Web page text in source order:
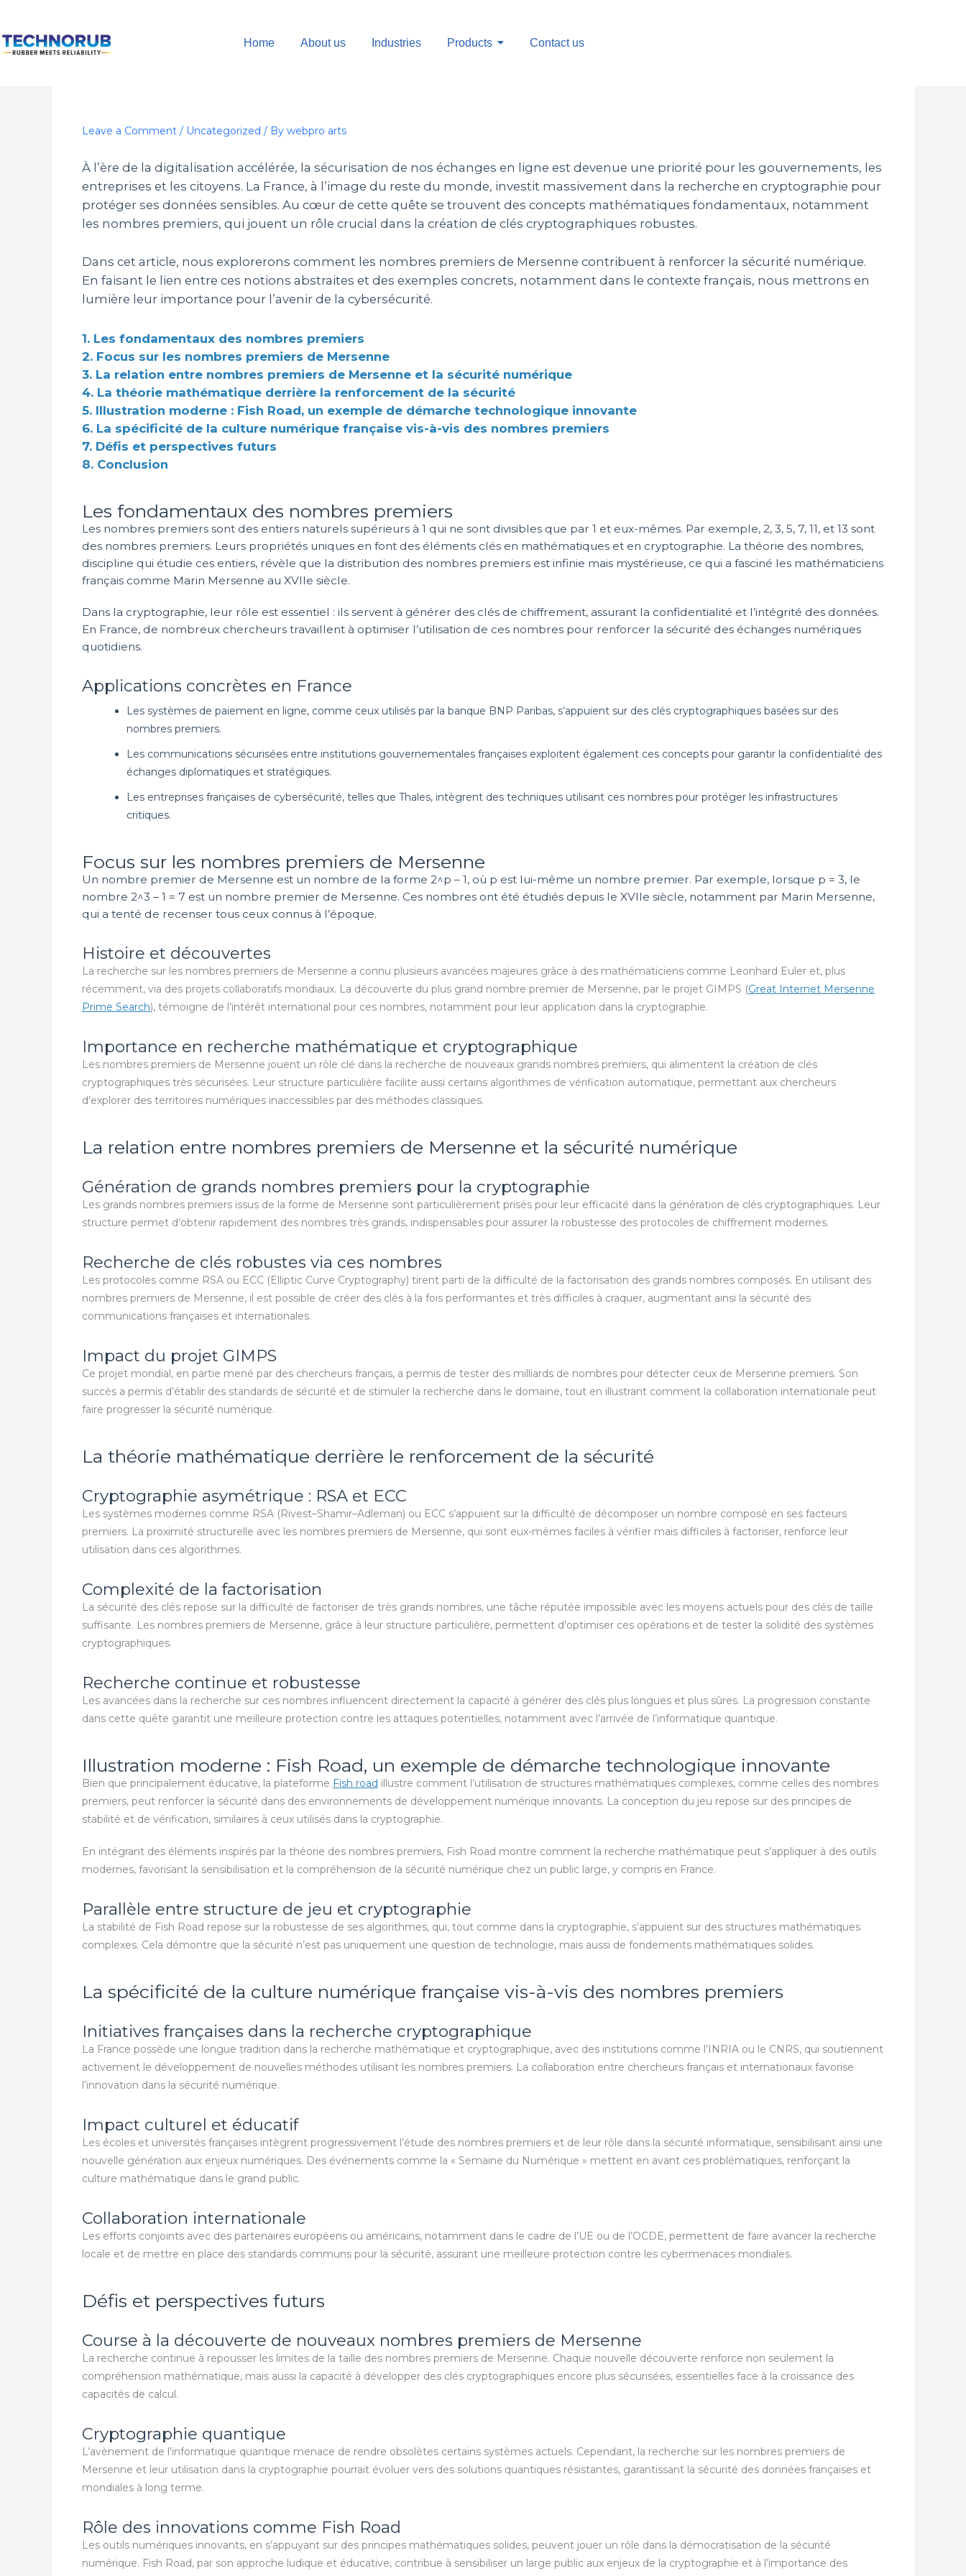
content
Home About us Industries Products Contact us
Leave a Comment / Uncategorized / By webpro arts
À l’ère de la digitalisation accélérée, la sécurisation de nos échanges en ligne est devenue une priorité pour les gouvernements, les
entreprises et les citoyens. La France, à l’image du reste du monde, investit massivement dans la recherche en cryptographie pour
protéger ses données sensibles. Au cœur de cette quête se trouvent des concepts mathématiques fondamentaux, notamment
les nombres premiers, qui jouent un rôle crucial dans la création de clés cryptographiques robustes.
Dans cet article, nous explorerons comment les nombres premiers de Mersenne contribuent à renforcer la sécurité numérique.
En faisant le lien entre ces notions abstraites et des exemples concrets, notamment dans le contexte français, nous mettrons en
lumière leur importance pour l’avenir de la cybersécurité.
1. Les fondamentaux des nombres premiers
2. Focus sur les nombres premiers de Mersenne
3. La relation entre nombres premiers de Mersenne et la sécurité numérique
4. La théorie mathématique derrière la renforcement de la sécurité
5. Illustration moderne : Fish Road, un exemple de démarche technologique innovante
6. La spécificité de la culture numérique française vis-à-vis des nombres premiers
7. Défis et perspectives futurs
8. Conclusion
Les fondamentaux des nombres premiers
Les nombres premiers sont des entiers naturels supérieurs à 1 qui ne sont divisibles que par 1 et eux-mêmes. Par exemple, 2, 3, 5, 7, 11, et 13 sont
des nombres premiers. Leurs propriétés uniques en font des éléments clés en mathématiques et en cryptographie. La théorie des nombres,
discipline qui étudie ces entiers, révèle que la distribution des nombres premiers est infinie mais mystérieuse, ce qui a fasciné les mathématiciens
français comme Marin Mersenne au XVIIe siècle.
Dans la cryptographie, leur rôle est essentiel : ils servent à générer des clés de chiffrement, assurant la confidentialité et l’intégrité des données.
En France, de nombreux chercheurs travaillent à optimiser l’utilisation de ces nombres pour renforcer la sécurité des échanges numériques
quotidiens.
Applications concrètes en France
Les systèmes de paiement en ligne, comme ceux utilisés par la banque BNP Paribas, s’appuient sur des clés cryptographiques basées sur des
nombres premiers.
Les communications sécurisées entre institutions gouvernementales françaises exploitent également ces concepts pour garantir la confidentialité des
échanges diplomatiques et stratégiques.
Les entreprises françaises de cybersécurité, telles que Thales, intègrent des techniques utilisant ces nombres pour protéger les infrastructures
critiques.
Focus sur les nombres premiers de Mersenne
Un nombre premier de Mersenne est un nombre de la forme 2^p – 1, où p est lui-même un nombre premier. Par exemple, lorsque p = 3, le
nombre 2^3 – 1 = 7 est un nombre premier de Mersenne. Ces nombres ont été étudiés depuis le XVIIe siècle, notamment par Marin Mersenne,
qui a tenté de recenser tous ceux connus à l’époque.
Histoire et découvertes
La recherche sur les nombres premiers de Mersenne a connu plusieurs avancées majeures grâce à des mathématiciens comme Leonhard Euler et, plus
récemment, via des projets collaboratifs mondiaux. La découverte du plus grand nombre premier de Mersenne, par le projet GIMPS (Great Internet Mersenne
Prime Search), témoigne de l’intérêt international pour ces nombres, notamment pour leur application dans la cryptographie.
Importance en recherche mathématique et cryptographique
Les nombres premiers de Mersenne jouent un rôle clé dans la recherche de nouveaux grands nombres premiers, qui alimentent la création de clés
cryptographiques très sécurisées. Leur structure particulière facilite aussi certains algorithmes de vérification automatique, permettant aux chercheurs
d’explorer des territoires numériques inaccessibles par des méthodes classiques.
La relation entre nombres premiers de Mersenne et la sécurité numérique
Génération de grands nombres premiers pour la cryptographie
Les grands nombres premiers issus de la forme de Mersenne sont particulièrement prisés pour leur efficacité dans la génération de clés cryptographiques. Leur
structure permet d’obtenir rapidement des nombres très grands, indispensables pour assurer la robustesse des protocoles de chiffrement modernes.
Recherche de clés robustes via ces nombres
Les protocoles comme RSA ou ECC (Elliptic Curve Cryptography) tirent parti de la difficulté de la factorisation des grands nombres composés. En utilisant des
nombres premiers de Mersenne, il est possible de créer des clés à la fois performantes et très difficiles à craquer, augmentant ainsi la sécurité des
communications françaises et internationales.
Impact du projet GIMPS
Ce projet mondial, en partie mené par des chercheurs français, a permis de tester des milliards de nombres pour détecter ceux de Mersenne premiers. Son
succès a permis d’établir des standards de sécurité et de stimuler la recherche dans le domaine, tout en illustrant comment la collaboration internationale peut
faire progresser la sécurité numérique.
La théorie mathématique derrière le renforcement de la sécurité
Cryptographie asymétrique : RSA et ECC
Les systèmes modernes comme RSA (Rivest–Shamir–Adleman) ou ECC s’appuient sur la difficulté de décomposer un nombre composé en ses facteurs
premiers. La proximité structurelle avec les nombres premiers de Mersenne, qui sont eux-mêmes faciles à vérifier mais difficiles à factoriser, renforce leur
utilisation dans ces algorithmes.
Complexité de la factorisation
La sécurité des clés repose sur la difficulté de factoriser de très grands nombres, une tâche réputée impossible avec les moyens actuels pour des clés de taille
suffisante. Les nombres premiers de Mersenne, grâce à leur structure particulière, permettent d’optimiser ces opérations et de tester la solidité des systèmes
cryptographiques.
Recherche continue et robustesse
Les avancées dans la recherche sur ces nombres influencent directement la capacité à générer des clés plus longues et plus sûres. La progression constante
dans cette quête garantit une meilleure protection contre les attaques potentielles, notamment avec l’arrivée de l’informatique quantique.
Illustration moderne : Fish Road, un exemple de démarche technologique innovante
Bien que principalement éducative, la plateforme Fish road illustre comment l’utilisation de structures mathématiques complexes, comme celles des nombres
premiers, peut renforcer la sécurité dans des environnements de développement numérique innovants. La conception du jeu repose sur des principes de
stabilité et de vérification, similaires à ceux utilisés dans la cryptographie.
En intégrant des éléments inspirés par la théorie des nombres premiers, Fish Road montre comment la recherche mathématique peut s’appliquer à des outils
modernes, favorisant la sensibilisation et la compréhension de la sécurité numérique chez un public large, y compris en France.
Parallèle entre structure de jeu et cryptographie
La stabilité de Fish Road repose sur la robustesse de ses algorithmes, qui, tout comme dans la cryptographie, s’appuient sur des structures mathématiques
complexes. Cela démontre que la sécurité n’est pas uniquement une question de technologie, mais aussi de fondements mathématiques solides.
La spécificité de la culture numérique française vis-à-vis des nombres premiers
Initiatives françaises dans la recherche cryptographique
La France possède une longue tradition dans la recherche mathématique et cryptographique, avec des institutions comme l’INRIA ou le CNRS, qui soutiennent
activement le développement de nouvelles méthodes utilisant les nombres premiers. La collaboration entre chercheurs français et internationaux favorise
l’innovation dans la sécurité numérique.
Impact culturel et éducatif
Les écoles et universités françaises intègrent progressivement l’étude des nombres premiers et de leur rôle dans la sécurité informatique, sensibilisant ainsi une
nouvelle génération aux enjeux numériques. Des événements comme la « Semaine du Numérique » mettent en avant ces problématiques, renforçant la
culture mathématique dans le grand public.
Collaboration internationale
Les efforts conjoints avec des partenaires européens ou américains, notamment dans le cadre de l’UE ou de l’OCDE, permettent de faire avancer la recherche
locale et de mettre en place des standards communs pour la sécurité, assurant une meilleure protection contre les cybermenaces mondiales.
Défis et perspectives futurs
Course à la découverte de nouveaux nombres premiers de Mersenne
La recherche continue à repousser les limites de la taille des nombres premiers de Mersenne. Chaque nouvelle découverte renforce non seulement la
compréhension mathématique, mais aussi la capacité à développer des clés cryptographiques encore plus sécurisées, essentielles face à la croissance des
capacités de calcul.
Cryptographie quantique
L’avènement de l’informatique quantique menace de rendre obsolètes certains systèmes actuels. Cependant, la recherche sur les nombres premiers de
Mersenne et leur utilisation dans la cryptographie pourrait évoluer vers des solutions quantiques résistantes, garantissant la sécurité des données françaises et
mondiales à long terme.
Rôle des innovations comme Fish Road
Les outils numériques innovants, en s’appuyant sur des principes mathématiques solides, peuvent jouer un rôle dans la démocratisation de la sécurité
numérique. Fish Road, par son approche ludique et éducative, contribue à sensibiliser un large public aux enjeux de la cryptographie et à l’importance des